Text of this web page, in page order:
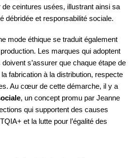
ceintures usées, illustrant ainsi sa
débridée et responsabilité sociale.
mode éthique se traduit également
Les marques qui adoptent
s’assurer que chaque étape de
fabrication à la distribution, respecte
Au cœur de cette démarche, il y a
, un concept promu par Jeanne
qui supportent des causes
et la lutte pour l’égalité des